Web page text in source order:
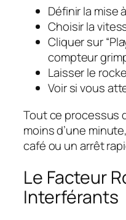
Définir la mise
Choisir la
Cliquer sur
compteur
Laisser le
Voir si vous
Tout ce processus
moins d’une
café ou un arrêt
Le Facteur
Interférants